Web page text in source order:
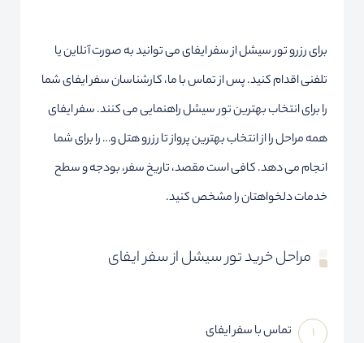
برای رزرو تور سیشل از سفر ایفای می توانید به صورت آنلاین یا
تلفنی اقدام کنید. پس از تماس با ما، کارشناسان سفر ایفای شما
را برای انتخاب بهترین تور سیشل راهنمایی می کنند. سفر ایفای
همه مراحل را از انتخاب بهترین پرواز تا رزرو هتل و… را برای شما
انجام می دهد. کافی است مقصد، تاریخ سفر، بودجه و سطح
خدمات دلخواهتان را مشخص کنید.
مراحل خرید تور سیشل از سفر ایفای
تماس با سفر ایفای